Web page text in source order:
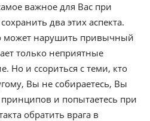
важное для Вас при
два этих аспекта.
может нарушить привычный
только неприятные
Но и ссориться с теми, кто
Вы не собираетесь, Вы
и попытаетесь при
обратить врага в